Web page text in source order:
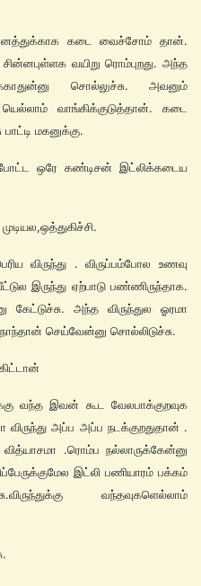
கடை வைச்சோம் தான்.
வயிறு ரொம்புறது. அந்த
சொல்லுச்சு. அவனும்
வாங்கிக்குடுத்தான். கடை
மகனுக்கு.
ஒரே கண்டிசன் இட்லிக்கடைய
விருந்து . விருப்பம்போல உணவு
இருந்து ஏற்பாடு பண்ணிருந்தாக.
அந்த விருந்துல ஓரமா
செய்வேன்னு சொல்லிடுச்சு.
வந்த இவன் கூட வேலபாக்குறவுக
விருந்து அப்ப அப்ப நடக்குறதுதான் .
.ரொம்ப நல்லாருக்கேன்னு
இட்லி பணியாரம் பக்கம்
வந்தவுகளெல்லாம்